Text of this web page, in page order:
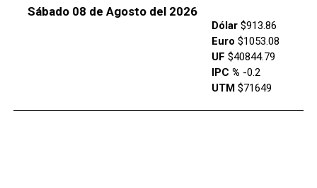
Sábado 08 de Agosto del 2026
Dólar$913.86
Euro $1053.08
UF $40844.79
IPC % -0.2
UTM $71649